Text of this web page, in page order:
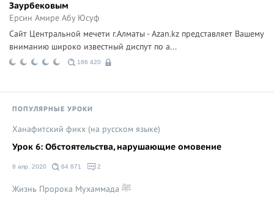
Заурбековым
Ерсин Амире Абу Юсуф
Сайт Центральной мечети г.Алматы - Azan.kz представляет Вашему
вниманию широко известный диспут по а...
186 420
ПОПУЛЯРНЫЕ УРОКИ
Ханафитский фикх (на русском языке)
Урок 6: Обстоятельства, нарушающие омовение
8 апр. 2020 64 871 2
Жизнь Пророка Мухаммада ﷺ